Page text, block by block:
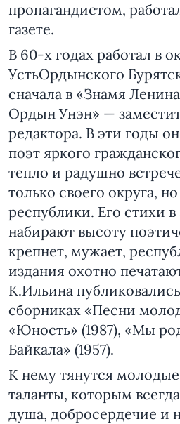
пропагандистом,
газете.
В 60-х годах работал в
УстьОрдынского
сначала в «Знамя
Ордын Унэн» —
редактора. В эти годы
поэт яркого
тепло и радушно
только своего округа,
республики. Его стихи в
набирают высоту
крепнет, мужает,
издания охотно
К.Ильина
сборниках «Песни
«Юность» (1987), «Мы
Байкала» (1957).
К нему тянутся
таланты, которым
душа, добросердечие и